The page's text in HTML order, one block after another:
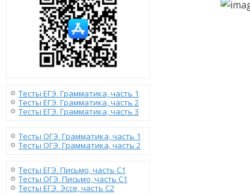
Тесты ЕГЭ. Грамматика, часть 1
Тесты ЕГЭ. Грамматика, часть 2
Тесты ЕГЭ. Грамматика, часть 3
Тесты ОГЭ. Грамматика, часть 1
Тесты ОГЭ. Грамматика, часть 2
Тесты ЕГЭ. Письмо, часть С1
Тесты ОГЭ. Письмо, часть С1
Тесты ЕГЭ. Эссе, часть C2